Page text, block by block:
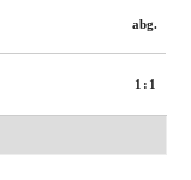
abg.
1:1